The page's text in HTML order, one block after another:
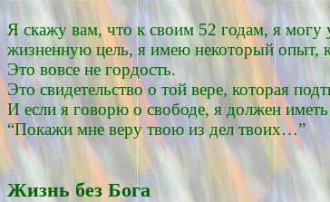
Я скажу вам, что к своим 52 годам, я могу
жизненную цель, я имею некоторый опыт,
Это вовсе не гордость.
Это свидетельство о той вере, которая
И если я говорю о свободе, я должен
“Покажи мне веру твою из дел твоих…”
Жизнь без Бога